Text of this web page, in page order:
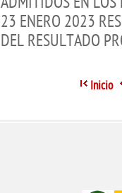
23 ENERO 2023
DEL RESULTADO
Inicio